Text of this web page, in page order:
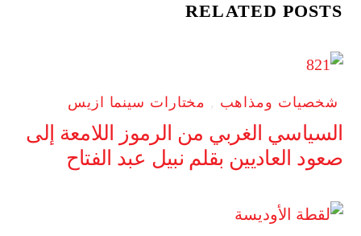
RELATED POSTS
شخصيات ومذاهب , مختارات سينما ازيس
السياسي الغربي من الرموز اللامعة إلى
صعود العاديين بقلم نبيل عبد الفتاح